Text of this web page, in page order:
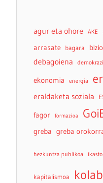
agur eta ohore AKE
arrasate bagara
debagoiena
ekonomia energia
eraldaketa soziala
fagor formazioa
greba greba
hezkuntza publikoa
kapitalismoa